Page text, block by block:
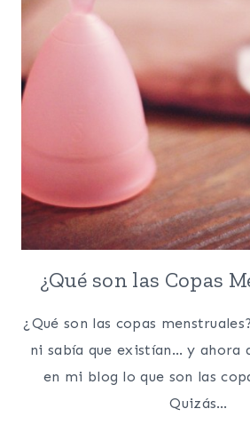
¿Qué son las Copas
¿Qué son las copas
ni sabía que existían… y ahora
en mi blog lo que son las
Quizás…